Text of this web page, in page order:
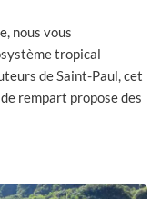
nous vous
tropical
de Saint-Paul, cet
rempart propose des